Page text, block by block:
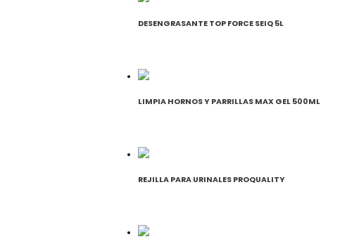
DESENGRASANTE TOP FORCE SEIQ 5L
LIMPIA HORNOS Y PARRILLAS MAX GEL 500ML
REJILLA PARA URINALES PROQUALITY